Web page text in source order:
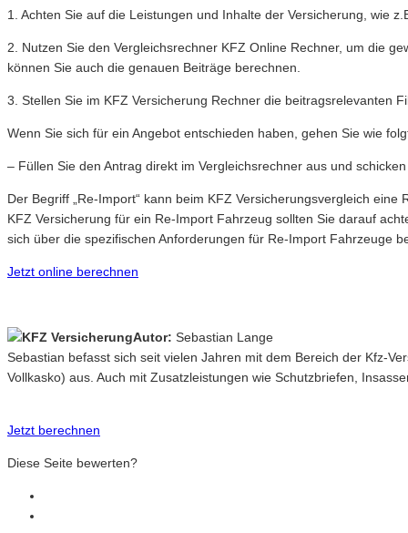
1. Achten Sie auf die Leistungen und Inhalte der Versicherung, wie
2. Nutzen Sie den Vergleichsrechner KFZ Online Rechner, um die
können Sie auch die genauen Beiträge berechnen.
3. Stellen Sie im KFZ Versicherung Rechner die beitragsrelevanten
Wenn Sie sich für ein Angebot entschieden haben, gehen Sie wie
– Füllen Sie den Antrag direkt im Vergleichsrechner aus und
Der Begriff „Re-Import“ kann beim KFZ Versicherungsvergleich
KFZ Versicherung für ein Re-Import Fahrzeug sollten Sie darauf
sich über die spezifischen Anforderungen für Re-Import Fahrzeuge
Jetzt online berechnen
Autor: Sebastian Lange
Sebastian befasst sich seit vielen Jahren mit dem Bereich der Kfz-
Vollkasko) aus. Auch mit Zusatzleistungen wie Schutzbriefen,
Jetzt berechnen
Diese Seite bewerten?